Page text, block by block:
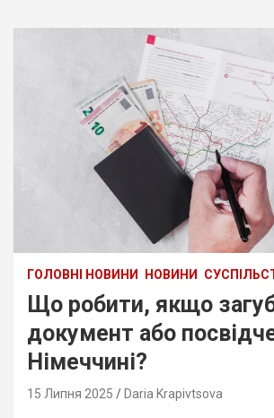
ГОЛОВНІ НОВИНИ НОВИНИ
Що робити, якщо
документ або
Німеччині?
15 Липня 2025 Daria Krapivtsova